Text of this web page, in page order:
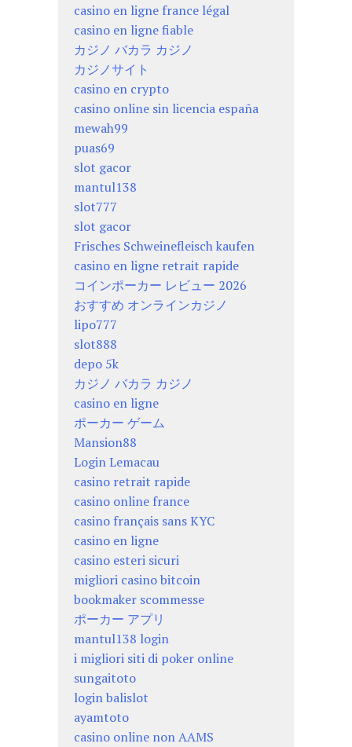
casino en ligne france légal
casino en ligne fiable
カジノ バカラ カジノ
カジノサイト
casino en crypto
casino online sin licencia españa
mewah99
puas69
slot gacor
mantul138
slot777
slot gacor
Frisches Schweinefleisch kaufen
casino en ligne retrait rapide
コインポーカー レビュー 2026
おすすめ オンラインカジノ
lipo777
slot888
depo 5k
カジノ バカラ カジノ
casino en ligne
ポーカー ゲーム
Mansion88
Login Lemacau
casino retrait rapide
casino online france
casino français sans KYC
casino en ligne
casino esteri sicuri
migliori casino bitcoin
bookmaker scommesse
ポーカー アプリ
mantul138 login
i migliori siti di poker online
sungaitoto
login balislot
ayamtoto
casino online non AAMS